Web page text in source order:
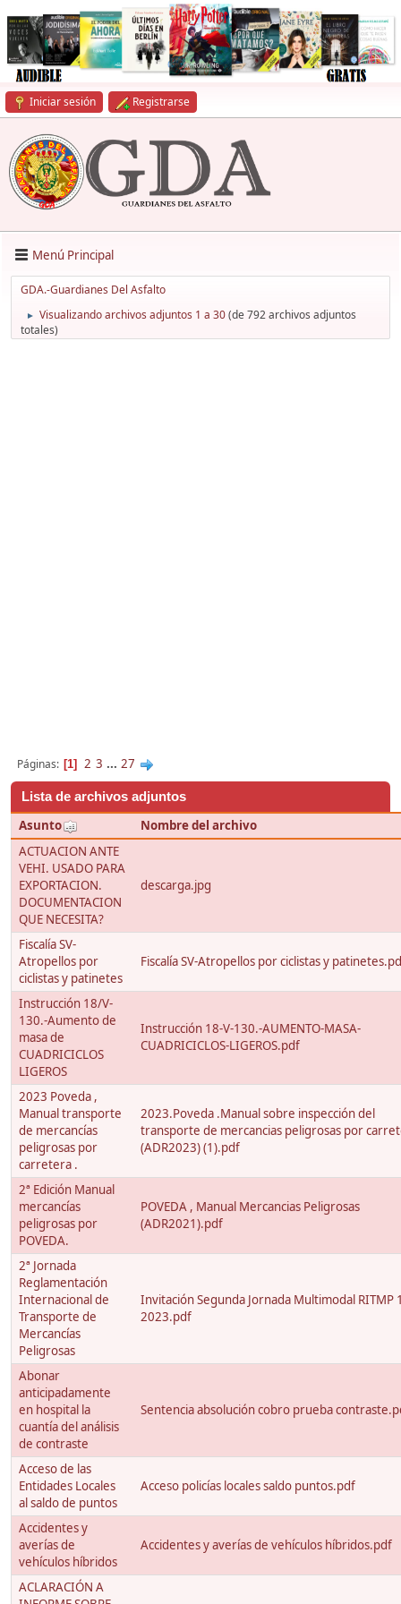
Iniciar sesión Registrarse
Menú Principal
GDA.-Guardianes Del Asfalto
► Visualizando archivos adjuntos 1 a 30(de 792 archivos adjuntos
totales)
Páginas 1 2 3 ... 27
Lista de archivos adjuntos
Asunto
Nombre del archivo
ACTUACION ANTE
VEHI. USADO PARA
EXPORTACION.
DOCUMENTACION
QUE NECESITA?
descarga.jpg
Fiscalía SV-
Atropellos por
ciclistas y patinetes
Fiscalía SV-Atropellos por ciclistas y
Instrucción 18/V-
130.-Aumento de
masa de
CUADRICICLOS
LIGEROS
Instrucción 18-V-130.-AUMENTO-MASA-
CUADRICICLOS-LIGEROS.pdf
2023 Poveda ,
Manual transporte
de mercancías
peligrosas por
carretera .
2023.Poveda .Manual sobre inspección del
transporte de mercancias peligrosas por
(ADR2023) (1).pdf
2ª Edición Manual
mercancías
peligrosas por
POVEDA.
POVEDA , Manual Mercancias Peligrosas
(ADR2021).pdf
2ª Jornada
Reglamentación
Internacional de
Transporte de
Mercancías
Peligrosas
Invitación Segunda Jornada Multimodal RITMP
2023.pdf
Abonar
anticipadamente
en hospital la
cuantía del análisis
de contraste
Sentencia absolución cobro prueba
Acceso de las
Entidades Locales
al saldo de puntos
Acceso policías locales saldo puntos.pdf
Accidentes y
averías de
vehículos híbridos
Accidentes y averías de vehículos híbridos.pdf
ACLARACIÓN A